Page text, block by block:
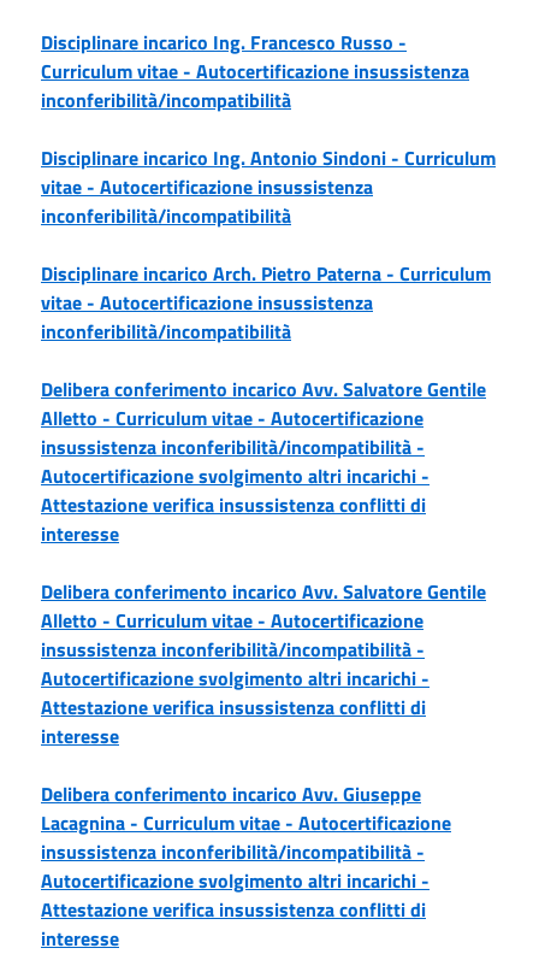
Disciplinare incarico Ing. Francesco Russo -
Curriculum vitae - Autocertificazione insussistenza
inconferibilità/incompatibilità
Disciplinare incarico Ing. Antonio Sindoni - Curriculum
vitae - Autocertificazione insussistenza
inconferibilità/incompatibilità
Disciplinare incarico Arch. Pietro Paterna - Curriculum
vitae - Autocertificazione insussistenza
inconferibilità/incompatibilità
Delibera conferimento incarico Avv. Salvatore Gentile
Alletto - Curriculum vitae - Autocertificazione
insussistenza inconferibilità/incompatibilità -
Autocertificazione svolgimento altri incarichi -
Attestazione verifica insussistenza conflitti di
interesse
Delibera conferimento incarico Avv. Salvatore Gentile
Alletto - Curriculum vitae - Autocertificazione
insussistenza inconferibilità/incompatibilità -
Autocertificazione svolgimento altri incarichi -
Attestazione verifica insussistenza conflitti di
interesse
Delibera conferimento incarico Avv. Giuseppe
Lacagnina - Curriculum vitae - Autocertificazione
insussistenza inconferibilità/incompatibilità -
Autocertificazione svolgimento altri incarichi -
Attestazione verifica insussistenza conflitti di
interesse